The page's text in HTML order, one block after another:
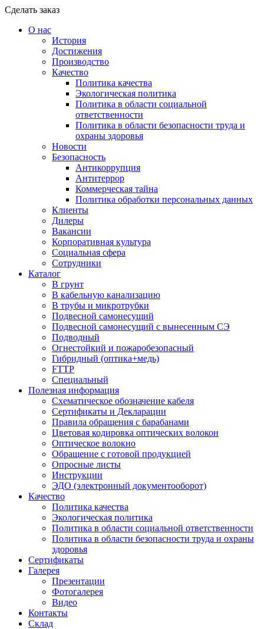
Сделать заказ
О нас
История
Достижения
Производство
Качество
Политика качества
Экологическая политика
Политика в области социальной
ответственности
Политика в области безопасности труда и
охраны здоровья
Новости
Безопасность
Антикоррупция
Антитеррор
Коммерческая тайна
Политика обработки персональных данных
Клиенты
Дилеры
Вакансии
Корпоративная культура
Социальная сфера
Сотрудники
Каталог
В грунт
В кабельную канализацию
В трубы и микротрубки
Подвесной самонесущий
Подвесной самонесущий с вынесенным СЭ
Подводный
Огнестойкий и пожаробезопасный
Гибридный (оптика+медь)
FTTP
Специальный
Полезная информация
Схематическое обозначение кабеля
Сертификаты и Декларации
Правила обращения с барабанами
Цветовая кодировка оптических волокон
Оптическое волокно
Обращение с готовой продукцией
Опросные листы
Инструкции
ЭДО (электронный документооборот)
Качество
Политика качества
Экологическая политика
Политика в области социальной ответственности
Политика в области безопасности труда и охраны
здоровья
Сертификаты
Галерея
Презентации
Фотогалерея
Видео
Контакты
Склад